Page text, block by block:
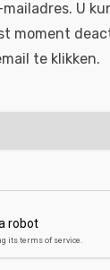
SOLLICITEER
Kia
U
moment
te klikken.